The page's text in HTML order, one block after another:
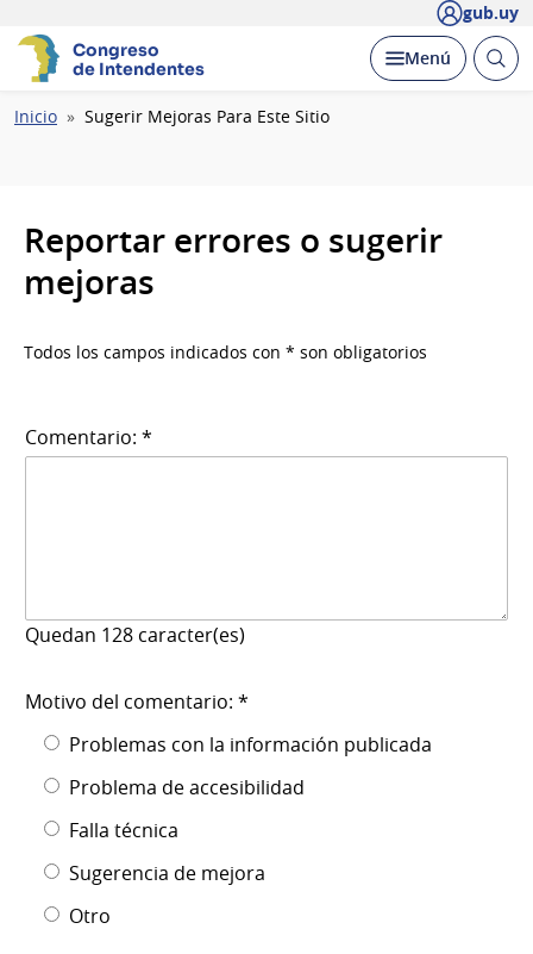
gub.uy
Congreso
de Intendentes
Desplegar
Menú Abrir
Ruta
Inicio Sugerir Mejoras Para Este Sitio
Reportar errores o sugerir
mejoras
Todos los campos indicados con * son obligatorios
Comentario: *
Quedan 128 caracter(es)
Motivo del comentario: *
Problemas con la información publicada
Problema de accesibilidad
Falla técnica
Sugerencia de mejora
Otro